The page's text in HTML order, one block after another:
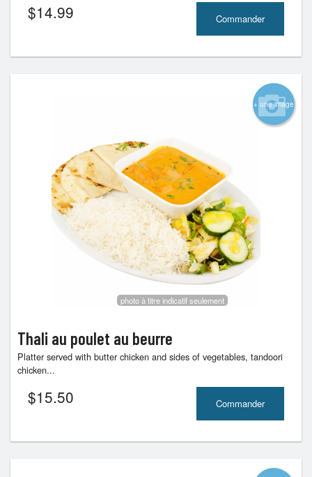
$14.99 Commander
+ une image
photo à titre indicatif seulement
Thali au poulet au beurre
Platter served with butter chicken and sides of vegetables, tandoori
chicken...
$15.50 Commander